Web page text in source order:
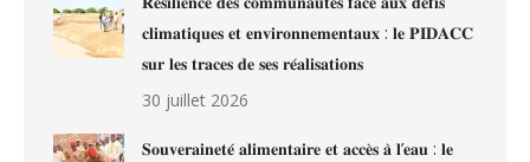
𝐜𝐥𝐢𝐦𝐚𝐭𝐢𝐪𝐮𝐞𝐬 𝐞𝐭 𝐞𝐧𝐯𝐢𝐫𝐨𝐧𝐧𝐞𝐦𝐞𝐧𝐭𝐚𝐮𝐱 : 𝐥𝐞 𝐏𝐈𝐃𝐀𝐂𝐂
𝐬𝐮𝐫 𝐥𝐞𝐬 𝐭𝐫𝐚𝐜𝐞𝐬 𝐝𝐞 𝐬𝐞𝐬 𝐫𝐞́𝐚𝐥𝐢𝐬𝐚𝐭𝐢𝐨𝐧𝐬
30 juillet 2026
𝐒𝐨𝐮𝐯𝐞𝐫𝐚𝐢𝐧𝐞𝐭𝐞́ 𝐚𝐥𝐢𝐦𝐞𝐧𝐭𝐚𝐢𝐫𝐞 𝐞𝐭 𝐚𝐜𝐜𝐞̀𝐬 𝐚̀ 𝐥’𝐞𝐚𝐮 : 𝐥𝐞